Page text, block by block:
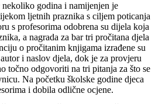
godina i namijenjen je
ljetnih praznika s ciljem poticanja
s profesorima odobrena su dijela koja
a nagrada za bar tri pročitana djela
o pročitanim knjigama izrađene su
i naslov djela, dok je za provjeru
točno odgovoriti na tri pitanja za što se
Na početku školske godine djeca
i dobila odlične ocjene.